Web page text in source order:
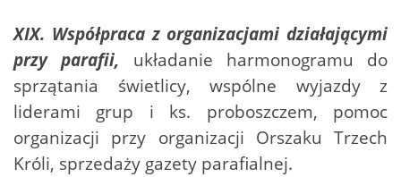
XIX. Współpraca z organizacjami działającymi
przy parafii, układanie harmonogramu do
sprzątania świetlicy, wspólne wyjazdy z
liderami grup i ks. proboszczem, pomoc
organizacji przy organizacji Orszaku Trzech
Króli, sprzedaży gazety parafialnej.